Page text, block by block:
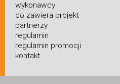
wykonawcy
co zawiera projekt
partnerzy
regulamin
regulamin promocji
kontakt